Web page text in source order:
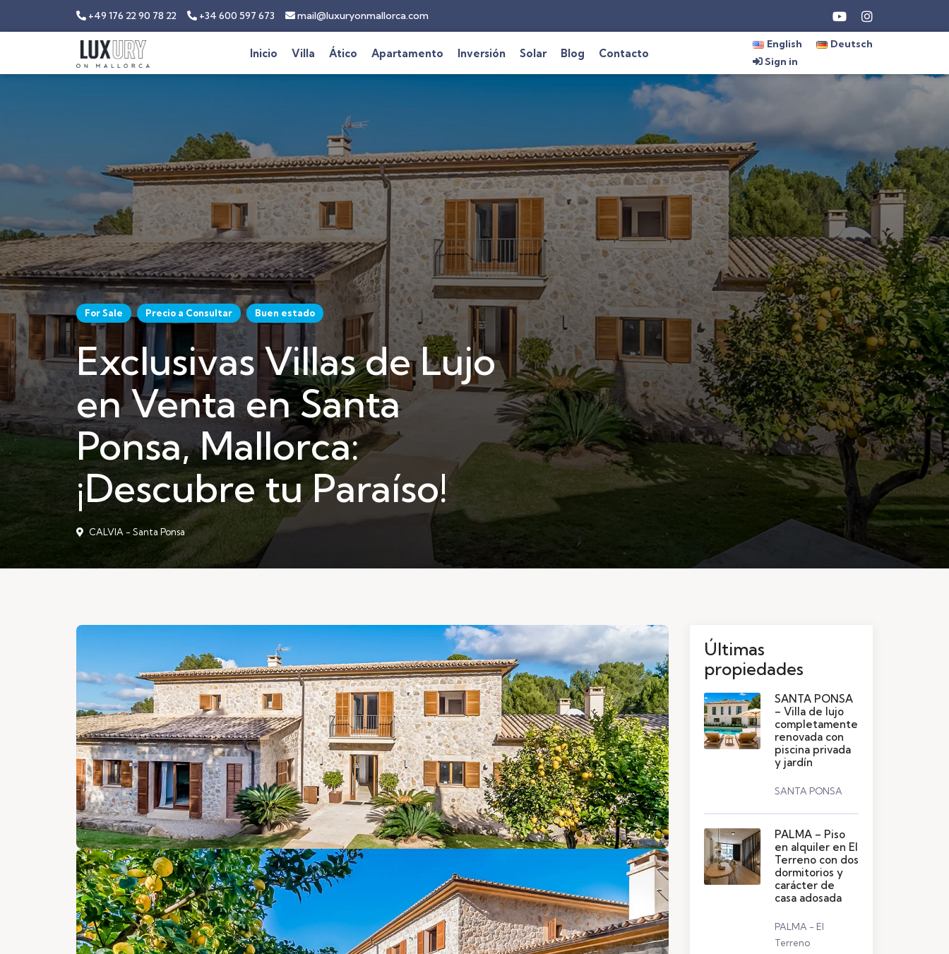
+49 176 22 90 78 22 +34 600 597 673 mail@luxuryonmallorca.com
Inicio Villa Ático Apartamento Inversión Solar Blog Contacto
English
Deutsch
Sign in
For Sale Precio a Consultar Buen estado
Exclusivas Villas de Lujo
en Venta en Santa
Ponsa, Mallorca:
¡Descubre tu Paraíso!
CALVIA - Santa Ponsa
Últimas
propiedades
SANTA PONSA
– Villa de lujo
completamente
renovada con
piscina privada
y jardín
SANTA PONSA
PALMA – Piso
en alquiler en El
Terreno con dos
dormitorios y
carácter de
casa adosada
PALMA - El
Terreno